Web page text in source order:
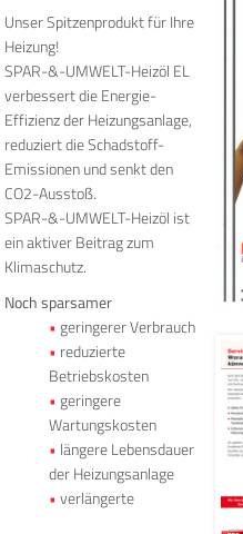
Unser Spitzenprodukt für Ihre
Heizung!
SPAR-&-UMWELT-Heizöl EL
verbessert die Energie-
Effizienz der Heizungsanlage,
reduziert die Schadstoff-
Emissionen und senkt den
CO2-Ausstoß.
SPAR-&-UMWELT-Heizöl ist
ein aktiver Beitrag zum
Klimaschutz.
Noch sparsamer
geringerer Verbrauch
reduzierte
Betriebskosten
geringere
Wartungskosten
längere Lebensdauer
der Heizungsanlage
verlängerte